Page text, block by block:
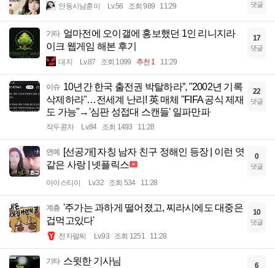
안동시남훈이 Lv.56 조회 989 11:29 댓글
기타 얼마전에 오이갤에 홍보했던 1인 리니지라
이크 웹게임 해본 후기
대지 Lv.87 조회 1099 추천 1 11:29
17
댓글
이슈 10년간 한국 출전권 박탈하라”, "2002년 기록
삭제하라"…전세계 난리! 英 매체 "FIFA 공식 제재
도 가능"→'심판 성접대 스캔들' 일파만파
작두콩차 Lv.84 조회 1493 11:28
22
댓글
연예
[선공개] 자칭 남자 친구 정해인 등장 | 이런 엿
같은 사랑 | 넷플릭스
아이스티이 Lv.32 조회 534 11:28
0
댓글
계층 '주가는 과하게 떨어졌고, 찌라시에도 대중은
겁먹고있다'
전자팔찌 Lv.93 조회 1251 11:28
10
댓글
기타 스윗한 기사님 6